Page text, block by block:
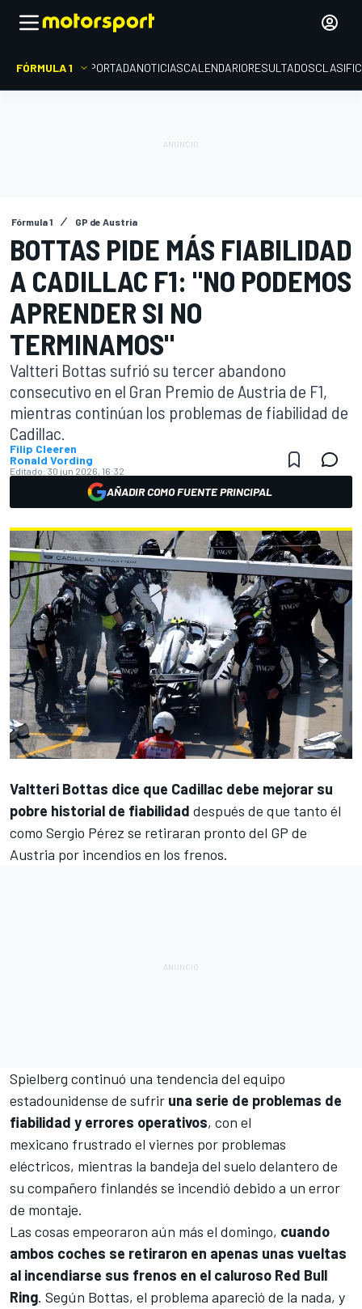
FÓRMULA 1 PORTADANOTICIASCALENDARIORESULTADOS
Fórmula 1 GP de Austria
BOTTAS PIDE MÁS FIABILIDAD
A CADILLAC F1: "NO PODEMOS
APRENDER SI NO
TERMINAMOS"
Valtteri Bottas sufrió su tercer abandono
consecutivo en el Gran Premio de Austria de F1,
mientras continúan los problemas de fiabilidad de
Cadillac.
Filip Cleeren
Ronald Vording
Editado: 30 jun 2026, 16:32
AÑADIR COMO FUENTE PRINCIPAL
Valtteri Bottas dice que Cadillac debe mejorar su
pobre historial de fiabilidad después de que tanto él
como Sergio Pérez se retiraran pronto del GP de
Austria por incendios en los frenos.
Spielberg continuó una tendencia del equipo
estadounidense de sufrir una serie de problemas de
fiabilidad y errores operativos, con el
mexicano frustrado el viernes por problemas
eléctricos, mientras la bandeja del suelo delantero de
su compañero finlandés se incendió debido a un error
de montaje.
Las cosas empeoraron aún más el domingo, cuando
ambos coches se retiraron en apenas unas vueltas
al incendiarse sus frenos en el caluroso Red Bull
Ring. Según Bottas, el problema apareció de la nada, y